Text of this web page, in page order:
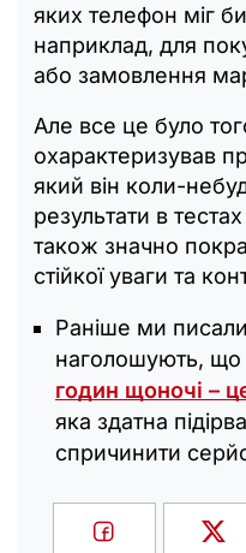
яких телефон міг
наприклад, для
або замовлення
Але все це було
охарактеризував
який він коли-
результати в
також значно
стійкої уваги та
Раніше ми
наголошують, що
годин щоночі –
яка здатна
спричинити